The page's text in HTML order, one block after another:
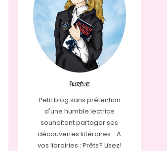
AURÉLIE
Petit blog sans prétention
d'une humble lectrice
souhaitant partager ses
découvertes littéraires... A
vos librairies : Prêts? Lisez!